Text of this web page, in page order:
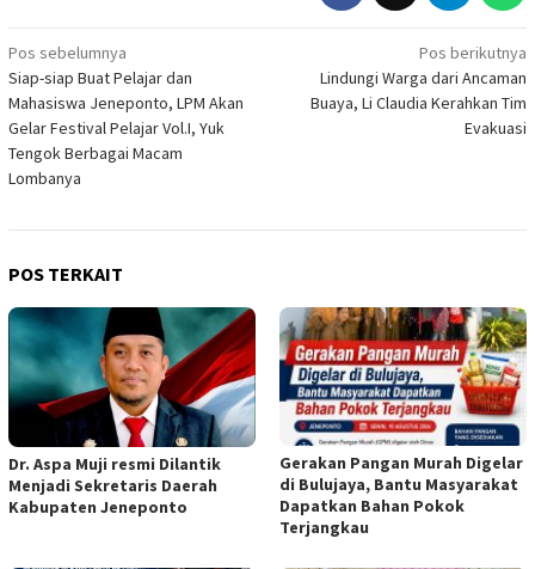
Navigasi
pos
Pos sebelumnya
Siap-siap Buat Pelajar dan
Mahasiswa Jeneponto, LPM Akan
Gelar Festival Pelajar Vol.I, Yuk
Tengok Berbagai Macam
Lombanya
Pos berikutnya
Lindungi Warga dari Ancaman
Buaya, Li Claudia Kerahkan Tim
Evakuasi
POS TERKAIT
Dr. Aspa Muji resmi Dilantik
Menjadi Sekretaris Daerah
Kabupaten Jeneponto
Gerakan Pangan Murah Digelar
di Bulujaya, Bantu Masyarakat
Dapatkan Bahan Pokok
Terjangkau